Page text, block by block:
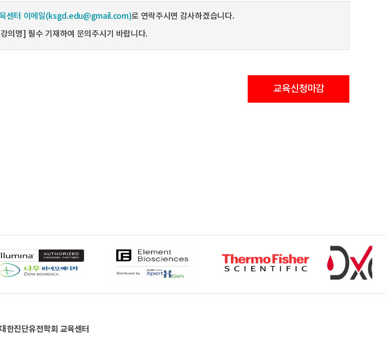
센터 이메일(ksgd.edu@gmail.com)로 연락주시면 감사하겠습니다.
의명] 필수 기재하여 문의주시기 바랍니다.
교육신청마감
대한진단유전학회 교육센터